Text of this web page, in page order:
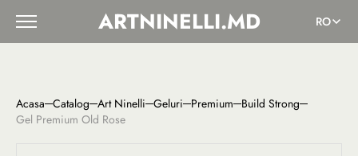
ARTNINELLI.MD RO
Acasa Catalog Art Ninelli Geluri Premium Build Strong
Gel Premium Old Rose